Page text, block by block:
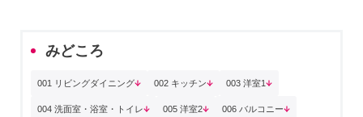
みどころ
001 リビングダイニング 002 キッチン 003 洋室1
004 洗面室・浴室・トイレ 005 洋室2 006 バルコニー